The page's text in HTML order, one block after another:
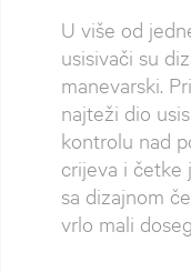
U više od
usisivači su
manevarski.
najteži dio
kontrolu nad
crijeva i četke
sa dizajnom
vrlo mali doseg.